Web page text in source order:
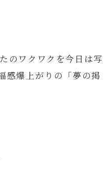
のワクワクを今日は写
感爆上がりの「夢の掲